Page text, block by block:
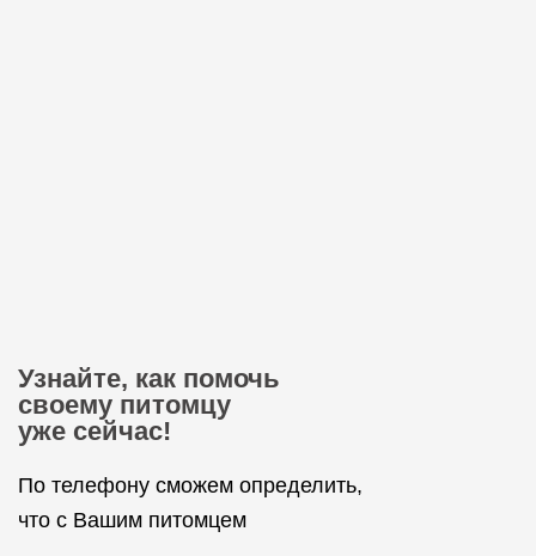
Узнайте, как помочь
своему питомцу
уже сейчас!
По телефону сможем определить,
что с Вашим питомцем